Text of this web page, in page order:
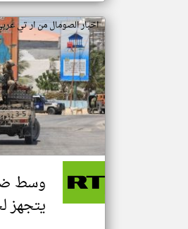
اخبار الصومال من ار تي
وسط
يتجهز